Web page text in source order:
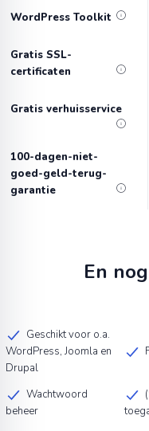
WordPress Toolkit
Gratis SSL-
certificaten
Gratis verhuisservice
100-dagen-niet-
goed-geld-terug-
garantie
En
Geschikt voor o.a.
WordPress, Joomla en
Drupal
Wachtwoord
beheer